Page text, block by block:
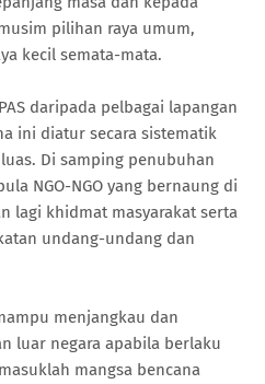
pilihan raya umum,
kecil semata-mata.
daripada pelbagai lapangan
ini diatur secara sistematik
Di samping penubuhan
NGO-NGO yang bernaung di
lagi khidmat masyarakat serta
undang-undang dan
menjangkau dan
luar negara apabila berlaku
mangsa bencana